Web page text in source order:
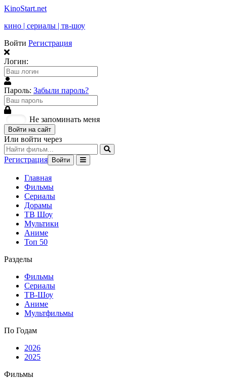
KinoStart.net
кино | сериалы | тв-шоу
Войти Регистрация
Логин:
Пароль: Забыли пароль?
Не запоминать меня
Войти на сайт
Или войти через
Регистрация Войти
Главная
Фильмы
Сериалы
Дорамы
ТВ Шоу
Мультики
Аниме
Топ 50
Разделы
Фильмы
Сериалы
ТВ-Шоу
Аниме
Мультфильмы
По Годам
2026
2025
Фильмы